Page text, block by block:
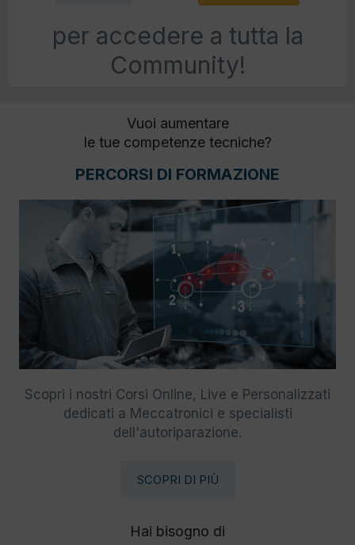
per accedere a tutta la
Community!
Vuoi aumentare
le tue competenze tecniche?
PERCORSI DI FORMAZIONE
Scopri i nostri Corsi Online, Live e Personalizzati
dedicati a Meccatronici e specialisti
dell'autoriparazione.
SCOPRI DI PIÙ
Hai bisogno di